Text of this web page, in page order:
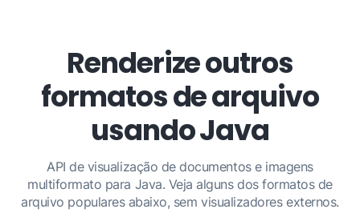
Renderize outros
formatos de arquivo
usando Java
API de visualização de documentos e imagens
multiformato para Java. Veja alguns dos formatos de
arquivo populares abaixo, sem visualizadores externos.